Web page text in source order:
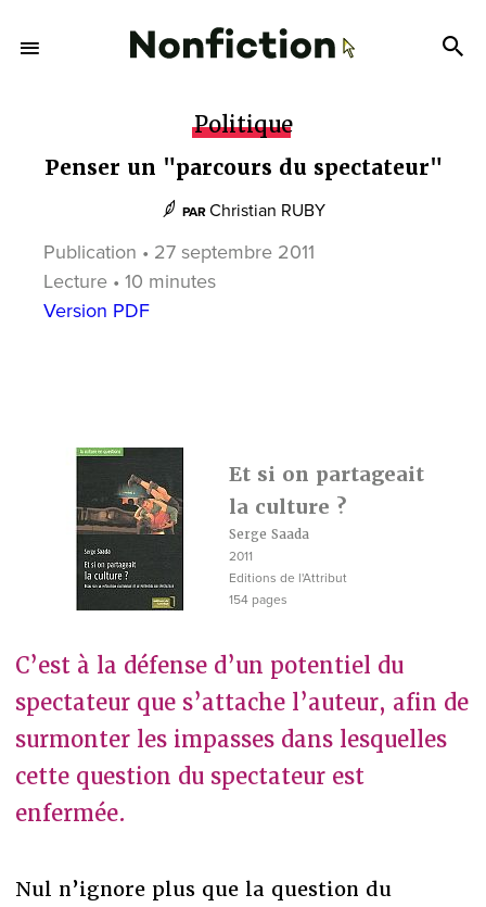
Politique
Penser un "parcours du spectateur"
PAR Christian RUBY
Publication • 27 septembre 2011
Lecture • 10 minutes
Version PDF
Et si on partageait
la culture ?
Serge Saada
2011
Editions de l'Attribut
154 pages
C’est à la défense d’un potentiel du
spectateur que s’attache l’auteur, afin de
surmonter les impasses dans lesquelles
cette question du spectateur est
enfermée.
Nul n’ignore plus que la question du